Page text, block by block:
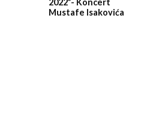
Mustafe Isakovića